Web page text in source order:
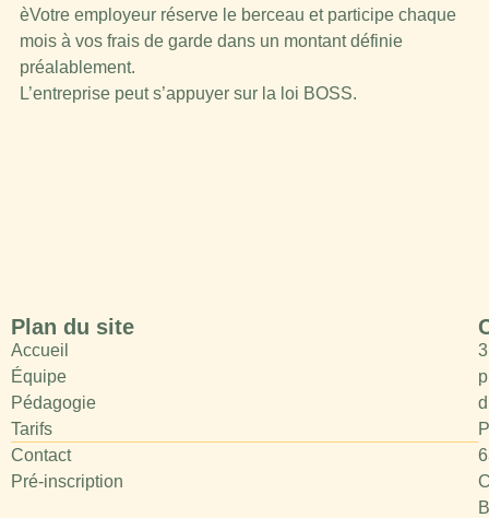
èVotre employeur réserve le berceau et participe chaque
mois à vos frais de garde dans un montant définie
préalablement.
L’entreprise peut s’appuyer sur la loi BOSS.
Plan du site
Accueil
Équipe
Pédagogie
Tarifs
Contact
Pré-inscription
3